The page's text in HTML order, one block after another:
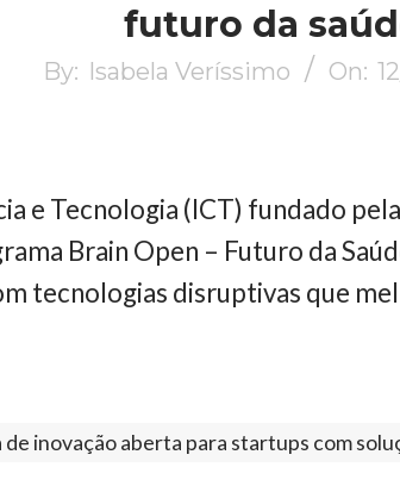
futuro da
By: Isabela Veríssimo On:
e Tecnologia (ICT) fundado
Brain Open – Futuro da
tecnologias disruptivas que
inovação aberta para startups com